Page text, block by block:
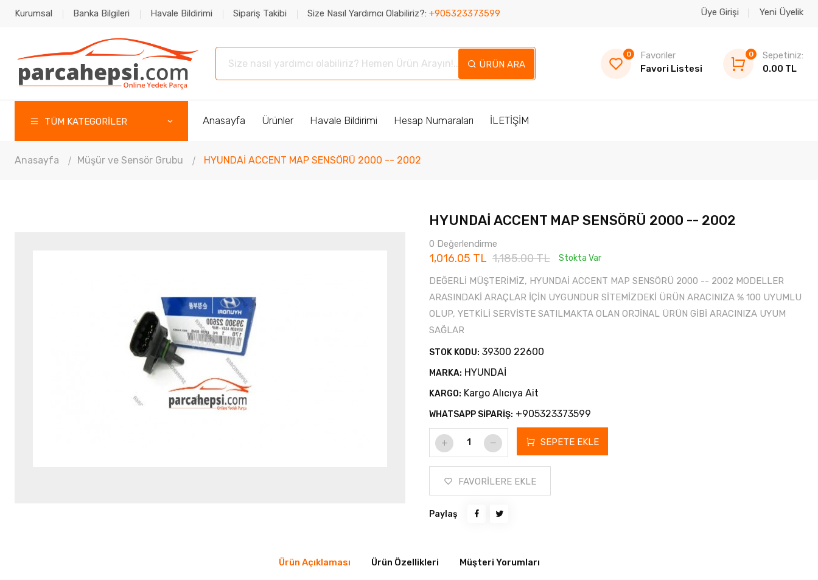
Kurumsal Banka Bilgileri Havale Bildirimi Sipariş Takibi Size Nasıl Yardımcı Olabiliriz?: +905323373599 Üye Girişi Yeni Üyelik
ÜRÜN ARA
0
Favoriler
Favori Listesi
0
Sepetiniz:
0.00 TL
TÜM KATEGORİLER Anasayfa Ürünler Havale Bildirimi Hesap Numaraları İLETİŞİM
Anasayfa Müşür ve Sensör Grubu HYUNDAİ ACCENT MAP SENSÖRÜ 2000 -- 2002
HYUNDAİ ACCENT MAP SENSÖRÜ 2000 -- 2002
0 Değerlendirme
1,016.05 TL 1,185.00 TL Stokta Var
DEĞERLİ MÜŞTERİMİZ, HYUNDAİ ACCENT MAP SENSÖRÜ 2000 -- 2002 MODELLER
ARASINDAKİ ARAÇLAR İÇİN UYGUNDUR SİTEMİZDEKİ ÜRÜN ARACINIZA % 100 UYUMLU
OLUP, YETKİLİ SERVİSTE SATILMAKTA OLAN ORJİNAL ÜRÜN GİBİ ARACINIZA UYUM
SAĞLAR
STOK KODU: 39300 22600
MARKA: HYUNDAİ
KARGO: Kargo Alıcıya Ait
WHATSAPP SİPARİŞ: +905323373599
SEPETE EKLE
FAVORİLERE EKLE
Paylaş
Ürün Açıklaması Ürün Özellikleri Müşteri Yorumları